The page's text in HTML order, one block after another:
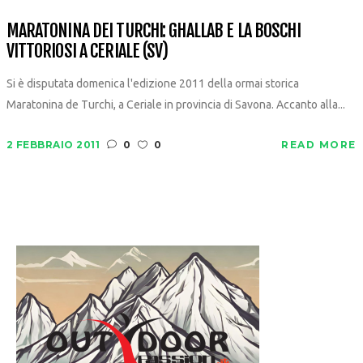
MARATONINA DEI TURCHI: GHALLAB E LA BOSCHI
VITTORIOSI A CERIALE (SV)
Si è disputata domenica l'edizione 2011 della ormai storica
Maratonina de Turchi, a Ceriale in provincia di Savona. Accanto alla...
2 FEBBRAIO 2011 0 0 READ MORE